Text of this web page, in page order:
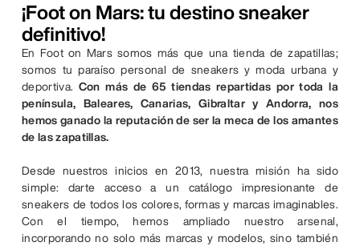
¡Foot on Mars: tu destino sneaker
definitivo!
En Foot on Mars somos más que una tienda de zapatillas;
somos tu paraíso personal de sneakers y moda urbana y
deportiva. Con más de 65 tiendas repartidas por toda la
península, Baleares, Canarias, Gibraltar y Andorra, nos
hemos ganado la reputación de ser la meca de los amantes
de las zapatillas.
Desde nuestros inicios en 2013, nuestra misión ha sido
simple: darte acceso a un catálogo impresionante de
sneakers de todos los colores, formas y marcas imaginables.
Con el tiempo, hemos ampliado nuestro arsenal,
incorporando no solo más marcas y modelos, sino también